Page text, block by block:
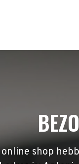
online shop